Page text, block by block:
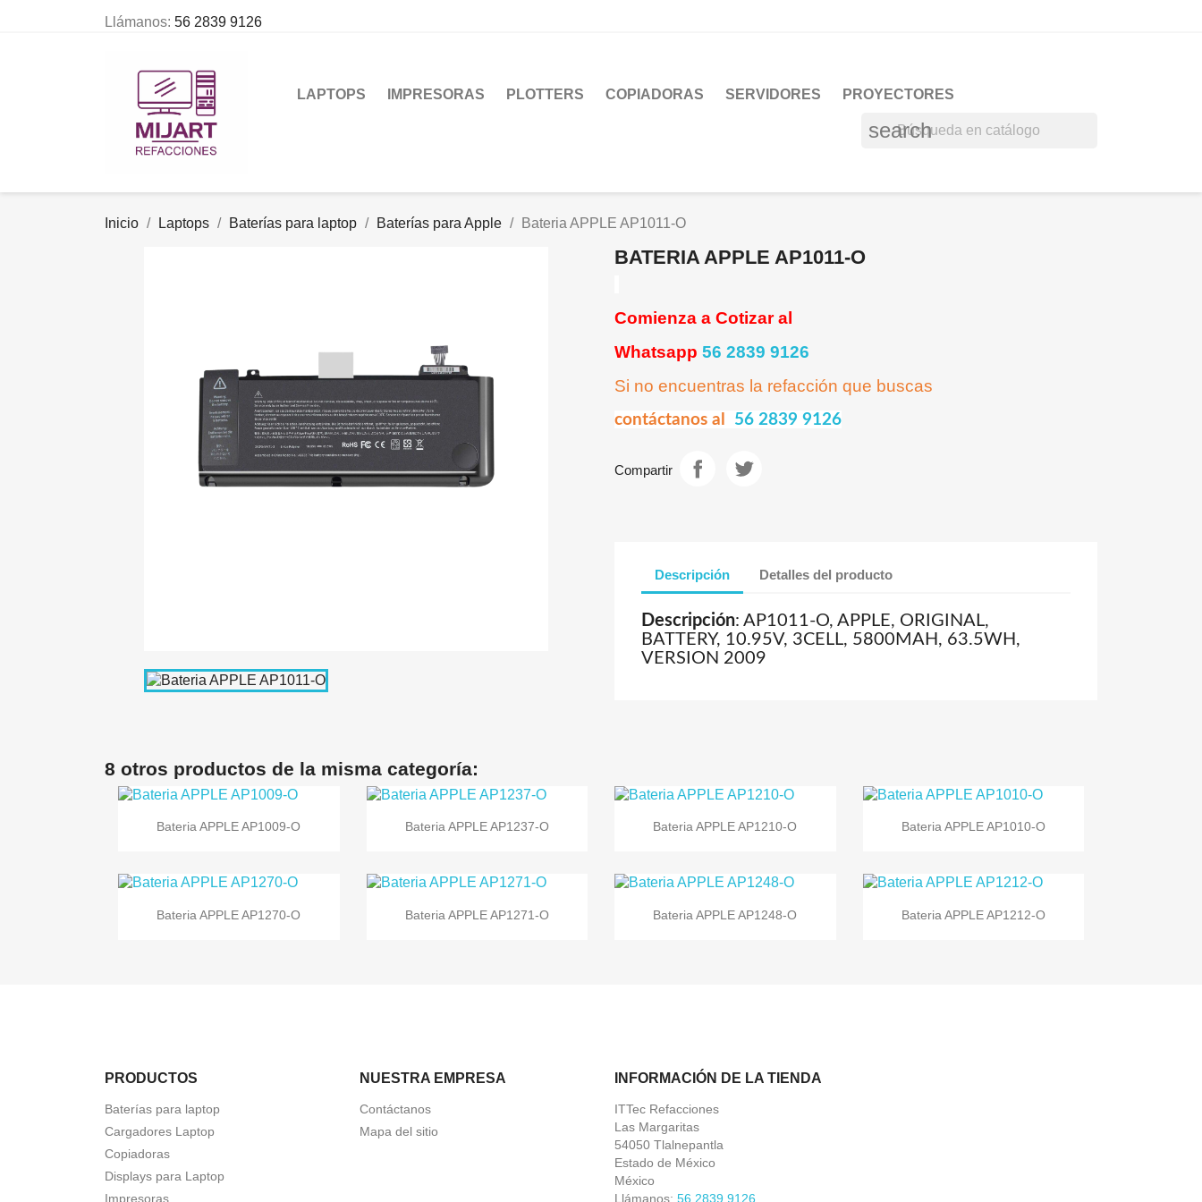
Llámanos: 56 2839 9126
LAPTOPS IMPRESORAS PLOTTERS COPIADORAS SERVIDORES PROYECTORES
search
Inicio Laptops Baterías para laptop Baterías para Apple Bateria APPLE AP1011-O
BATERIA APPLE AP1011-O
Comienza a Cotizar al
Whatsapp 56 2839 9126
Si no encuentras la refacción que buscas
contáctanos al 56 2839 9126
Compartir
Descripción Detalles del producto
Descripción: AP1011-O, APPLE, ORIGINAL,
BATTERY, 10.95V, 3CELL, 5800MAH, 63.5WH,
VERSION 2009
8 otros productos de la misma categoría:
 Vista rápida
Bateria APPLE AP1009-O  Vista rápida
Bateria APPLE AP1237-O  Vista rápida
Bateria APPLE AP1210-O  Vista rápida
Bateria APPLE AP1010-O
 Vista rápida
Bateria APPLE AP1270-O  Vista rápida
Bateria APPLE AP1271-O  Vista rápida
Bateria APPLE AP1248-O  Vista rápida
Bateria APPLE AP1212-O
PRODUCTOS
Baterías para laptop
Cargadores Laptop
Copiadoras
Displays para Laptop
Impresoras
NUESTRA EMPRESA
Contáctanos
Mapa del sitio
INFORMACIÓN DE LA TIENDA
ITTec Refacciones
Las Margaritas
54050 Tlalnepantla
Estado de México
México
Llámanos: 56 2839 9126